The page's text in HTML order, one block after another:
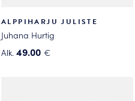
ALPPIHARJU JULISTE
Juhana Hurtig
Alk. 49.00 €